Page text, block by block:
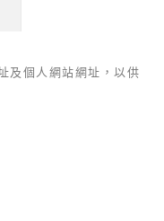
及個人網站網址，以供